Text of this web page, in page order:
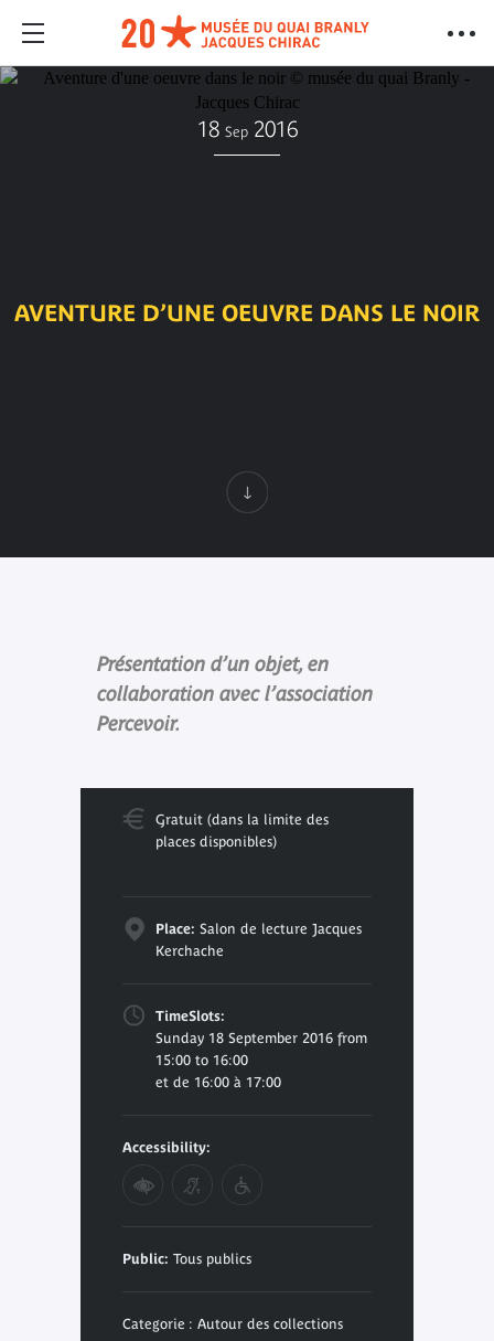
18 Sep 2016
AVENTURE D’UNE OEUVRE DANS LE NOIR
Présentation d’un objet, en
collaboration avec l’association
Percevoir.
Gratuit (dans la limite des
places disponibles)
Place: Salon de lecture Jacques
Kerchache
TimeSlots:
Sunday 18 September 2016 from
15:00 to 16:00
et de 16:00 à 17:00
Accessibility:
Public: Tous publics
Categorie : Autour des collections